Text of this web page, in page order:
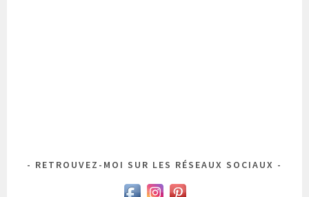
RETROUVEZ-MOI SUR LES RÉSEAUX SOCIAUX